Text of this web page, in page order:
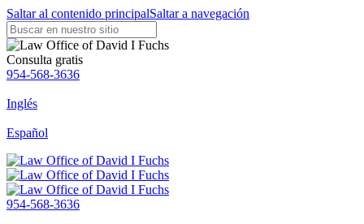
Saltar al contenido principalSaltar a navegación
Consulta gratis
954-568-3636
Inglés
Español
954-568-3636